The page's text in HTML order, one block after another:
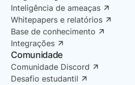
Inteligência de ameaças
Whitepapers e relatórios
Base de conhecimento
Integrações
Comunidade
Comunidade Discord
Desafio estudantil